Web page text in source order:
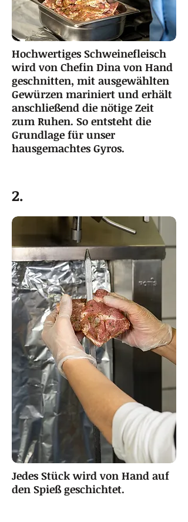
Hochwertiges Schweinefleisch
wird von Chefin Dina von Hand
geschnitten, mit ausgewählten
Gewürzen mariniert und erhält
anschließend die nötige Zeit
zum Ruhen. So entsteht die
Grundlage für unser
hausgemachtes Gyros.
2.
Jedes Stück wird von Hand auf
den Spieß geschichtet.